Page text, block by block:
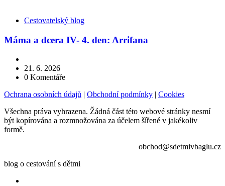
KategorieCestovatelský blog
Máma a dcera IV- 4. den: Arrifana
21. 6. 2026
0 Komentáře
Ochrana osobních údajů | Obchodní podmínky | Cookies
Všechna práva vyhrazena. Žádná část této webové stránky nesmí
být kopírována a rozmnožována za účelem šířené v jakékoliv
formě.
obchod@sdetmivbaglu.cz
blog o cestování s dětmi